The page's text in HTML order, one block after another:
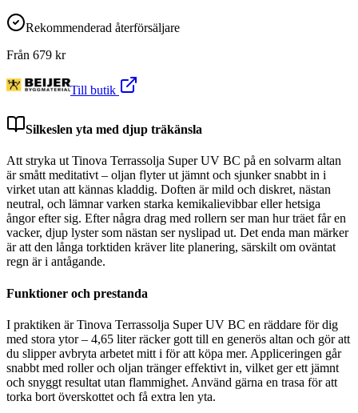
Rekommenderad återförsäljare
Från 679 kr
Till butik
Silkeslen yta med djup träkänsla
Att stryka ut Tinova Terrassolja Super UV BC på en solvarm altan
är smått meditativt – oljan flyter ut jämnt och sjunker snabbt in i
virket utan att kännas kladdig. Doften är mild och diskret, nästan
neutral, och lämnar varken starka kemikalievibbar eller hetsiga
ångor efter sig. Efter några drag med rollern ser man hur träet får en
vacker, djup lyster som nästan ser nyslipad ut. Det enda man märker
är att den långa torktiden kräver lite planering, särskilt om oväntat
regn är i antågande.
Funktioner och prestanda
I praktiken är Tinova Terrassolja Super UV BC en räddare för dig
med stora ytor – 4,65 liter räcker gott till en generös altan och gör att
du slipper avbryta arbetet mitt i för att köpa mer. Appliceringen går
snabbt med roller och oljan tränger effektivt in, vilket ger ett jämnt
och snyggt resultat utan flammighet. Använd gärna en trasa för att
torka bort överskottet och få extra len yta.